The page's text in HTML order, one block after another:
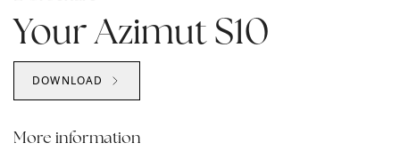
Your Azimut S10
DOWNLOAD
More information